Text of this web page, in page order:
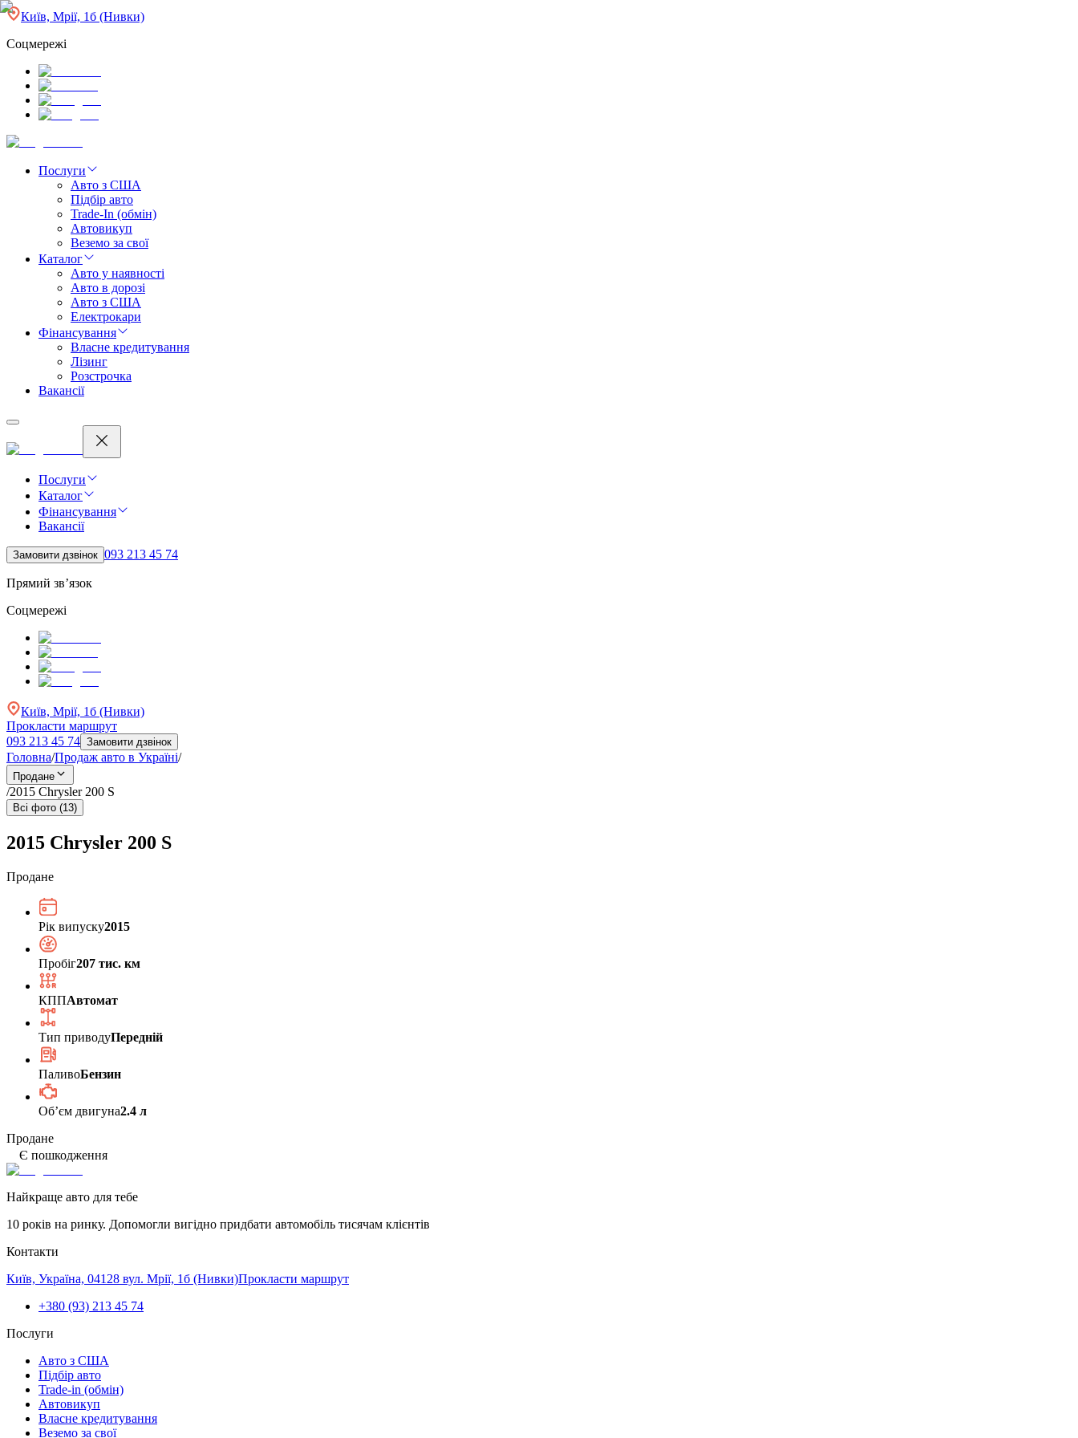
Київ, Мрії, 1б (Нивки)
Соцмережі
Послуги
Авто з США
Підбір авто
Trade-In (обмін)
Автовикуп
Веземо за свої
Каталог
Авто у наявності
Авто в дорозі
Авто з США
Електрокари
Фінансування
Власне кредитування
Лізинг
Розстрочка
Вакансії
Послуги
Каталог
Фінансування
Вакансії
Замовити дзвінок 093 213 45 74
Прямий зв’язок
Соцмережі
Київ, Мрії, 1б (Нивки)
Прокласти маршрут
093 213 45 74 Замовити дзвінок
Головна/Продаж авто в Україні/
Продане
/2015 Chrysler 200 S
Всі фото (13)
2015 Chrysler 200 S
Продане
Рік випуску2015
Пробіг207 тис. км
КППАвтомат
Тип приводуПередній
ПаливоБензин
Обʼєм двигуна2.4 л
Продане
Є пошкодження
Найкраще авто для тебе
10 років на ринку. Допомогли вигідно придбати автомобіль тисячам клієнтів
Контакти
Київ, Україна, 04128 вул. Мрії, 1б (Нивки)Прокласти маршрут
+380 (93) 213 45 74
Послуги
Авто з США
Підбір авто
Trade-in (обмін)
Автовикуп
Власне кредитування
Веземо за свої